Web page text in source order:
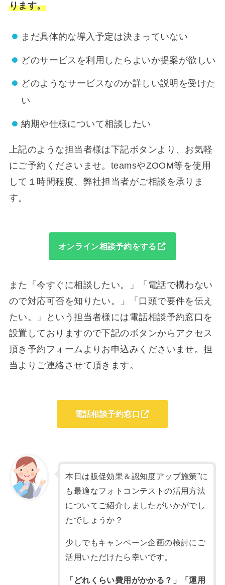
ります。
まだ具体的な導入予定は決まっていない
どのサービスを利用したらよいか提案が欲しい
どのようなサービスなのか詳しい説明を受けた
い
納期や仕様について相談したい
上記のような担当者様は下記ボタンより、お気軽
にご予約くださいませ。teamsやZOOM等を使用
して１時間程度、弊社担当者がご相談を承りま
す。
オンライン相談予約をする
また「今すぐに相談したい。」「電話で構わない
ので対応可否を知りたい。」「口頭で要件を伝え
たい。」という担当者様には電話相談予約窓口を
設置しておりますので下記のボタンからアクセス
頂き予約フォームよりお申込みくださいませ。担
当よりご連絡させて頂きます。
電話相談予約窓口
本日は販促効果＆認知度アップ施策”に
も最適なフォトコンテストの活用方法
についてご紹介しましたがいかがでし
たでしょうか？
少しでもキャンペーン企画の検討にご
活用いただけたら幸いです。
「どれくらい費用がかかる？」「運用